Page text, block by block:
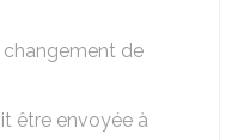
de
être envoyée à